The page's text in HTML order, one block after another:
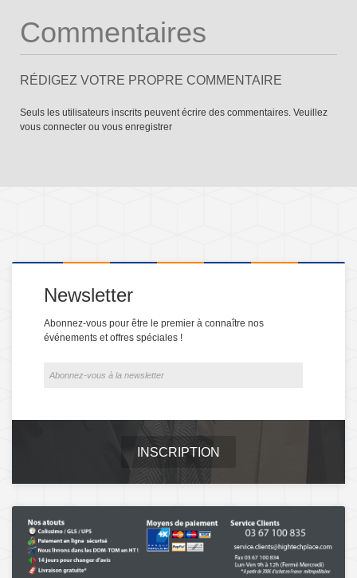
Commentaires
RÉDIGEZ VOTRE PROPRE COMMENTAIRE
Seuls les utilisateurs inscrits peuvent écrire des commentaires. Veuillez
vous connecter ou vous enregistrer
Newsletter
Abonnez-vous pour être le premier à connaître nos
événements et offres spéciales !
INSCRIPTION